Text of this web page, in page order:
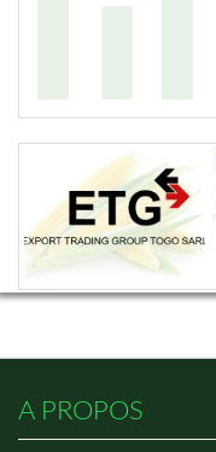
A PROPOS